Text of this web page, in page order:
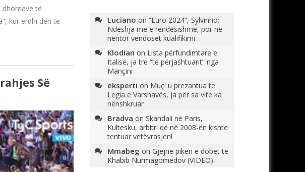
dhomave të
kur erdhi deri te
Së
Luciano on “Euro 2024”, Sylvinho:
Ndeshja më e rëndësishme, por në
nëntor vendoset kualifikimi
Klodian on Lista përfundimtare e
Italisë, ja tre “të përjashtuarit” nga
Mançini
eksperti on Muçi u prezantua te
Legia e Varshavës, ja për sa vite ka
nënshkruar
Bradva on Skandali në Paris,
Kultesku, arbitri që në 2008-ën kishte
tentuar vetëvrasjen!
Mmabeg on Gjejnë pikën e dobët të
Khabib Nurmagomedov (VIDEO)